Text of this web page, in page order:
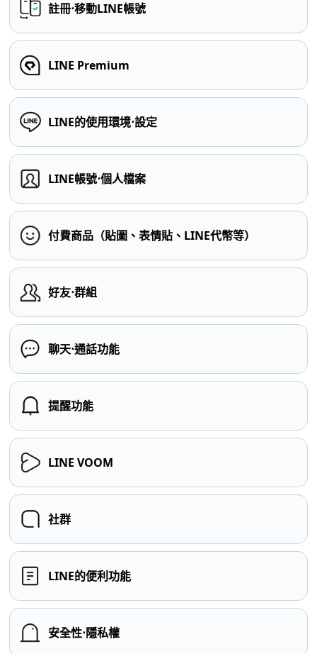
註冊⋅移動LINE帳號
LINE Premium
LINE的使用環境⋅設定
LINE帳號⋅個人檔案
付費商品（貼圖、表情貼、LINE代幣等）
好友⋅群組
聊天⋅通話功能
提醒功能
LINE VOOM
社群
LINE的便利功能
安全性⋅隱私權